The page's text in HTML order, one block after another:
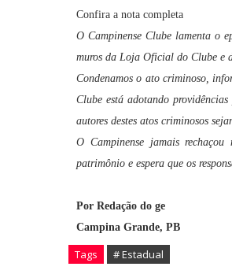
Confira a nota completa
O Campinense Clube lamenta o
muros da Loja Oficial do Clube e
Condenamos o ato criminoso,
Clube está adotando
autores destes atos criminosos
O Campinense jamais
patrimônio e espera que os
Por Redação do ge
Campina Grande, PB
Tags # Estadual